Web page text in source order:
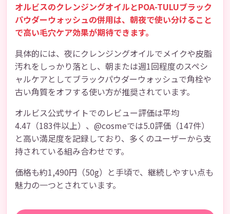
オルビスのクレンジングオイルとPOA-TULUブラック
パウダーウォッシュの併用は、朝夜で使い分けること
で高い毛穴ケア効果が期待できます。
具体的には、夜にクレンジングオイルでメイクや皮脂
汚れをしっかり落とし、朝または週1回程度のスペシ
ャルケアとしてブラックパウダーウォッシュで角栓や
古い角質をオフする使い方が推奨されています。
オルビス公式サイトでのレビュー評価は平均
4.47（183件以上）、@cosmeでは5.0評価（147件）
と高い満足度を記録しており、多くのユーザーから支
持されている組み合わせです。
価格も約1,490円（50g）と手頃で、継続しやすい点も
魅力の一つとされています。